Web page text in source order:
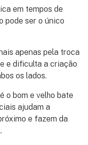
em tempos de
pode ser o único
apenas pela troca
e dificulta a criação
os lados.
o bom e velho bate
ajudam a
e fazem da